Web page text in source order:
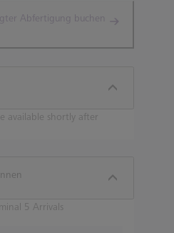
Abfertigung buchen
available shortly after
5 Arrivals